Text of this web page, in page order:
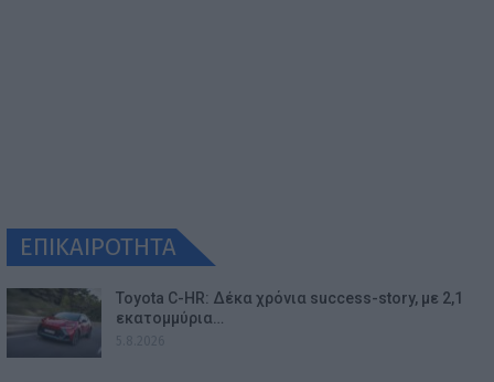
ΕΠΙΚΑΙΡΟΤΗΤΑ
Toyota C-HR: Δέκα χρόνια success-story, με 2,1
εκατομμύρια…